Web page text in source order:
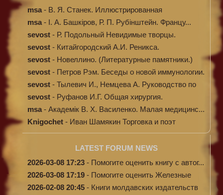
msa - В. Я. Станек. Иллюстрированная
энциклопе...
msa - І. А. Башкіров, Р. П. Рубінштейн. Францу...
sevost - Р. Подольный Невидимые творцы.
sevost - Китайгородский А.И. Реникса.
sevost - Новеллино. (Литературные памятники.)
sevost - Петров Рэм. Беседы о новой иммунологии.
sevost - Тылевич И., Немцева А. Руководство по
ме...
sevost - Руфанов И.Г. Общая хирургия.
msa - Академік В. Х. Василенко. Малая медицинс...
Knigochet - Иван Шамякин Торговка и поэт
LATEST FORUM NEWS
2026-03-08 17:23 - Помогите оценить книгу с автог...
2026-03-08 17:19 - Помогите оценить Железные
доро...
2026-02-08 20:45 - Книги молдавских издательств